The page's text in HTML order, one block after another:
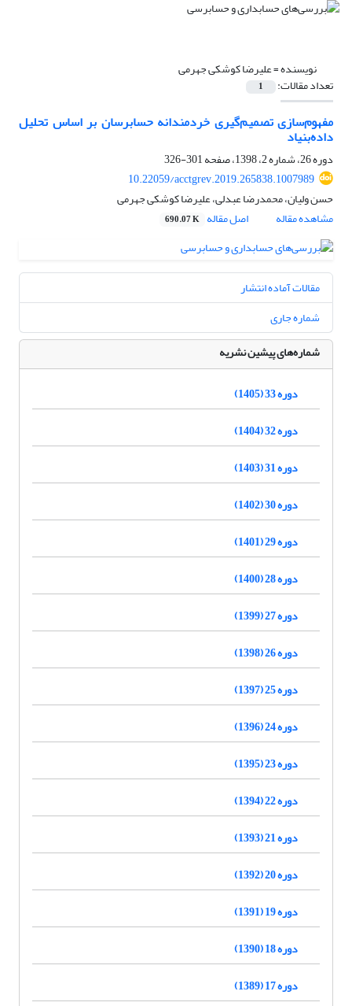
نویسنده =علیرضا کوشکی جهرمی
تعداد مقالات: 1
مفهوم‌سازی تصمیم‌گیری خردمندانه حسابرسان بر اساس تحلیل
داده‌بنیاد
دوره 26، شماره 2، 1398، صفحه
301-326
10.22059/acctgrev.2019.265838.1007989
حسن ولیان، محمدرضا عبدلی، علیرضا کوشکی جهرمی
مشاهده مقاله
اصل مقاله 690.07 K
مقالات آماده انتشار
شماره جاری
شماره‌های پیشین نشریه
دوره 33 (1405)
دوره 32 (1404)
دوره 31 (1403)
دوره 30 (1402)
دوره 29 (1401)
دوره 28 (1400)
دوره 27 (1399)
دوره 26 (1398)
دوره 25 (1397)
دوره 24 (1396)
دوره 23 (1395)
دوره 22 (1394)
دوره 21 (1393)
دوره 20 (1392)
دوره 19 (1391)
دوره 18 (1390)
دوره 17 (1389)